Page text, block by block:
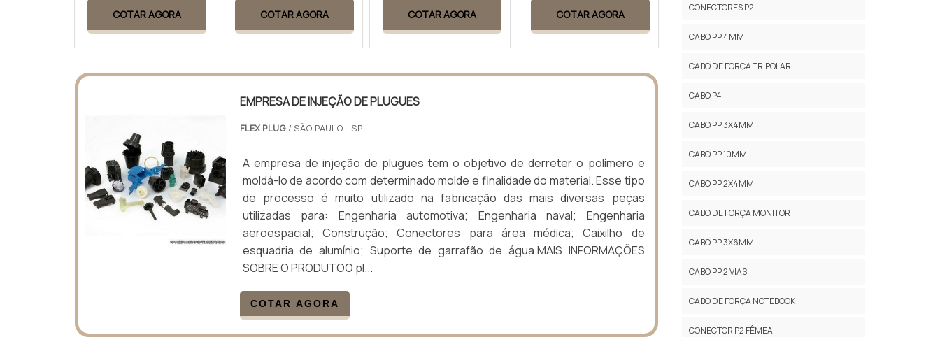
COTAR AGORA COTAR AGORA COTAR AGORA COTAR AGORA
EMPRESA DE INJEÇÃO DE PLUGUES
FLEX PLUG / SÃO PAULO - SP
A empresa de injeção de plugues tem o objetivo de derreter o polímero e
moldá-lo de acordo com determinado molde e finalidade do material. Esse tipo
de processo é muito utilizado na fabricação das mais diversas peças
utilizadas para: Engenharia automotiva; Engenharia naval; Engenharia
aeroespacial; Construção; Conectores para área médica; Caixilho de
esquadria de alumínio; Suporte de garrafão de água.MAIS INFORMAÇÕES
SOBRE O PRODUTOO pl...
COTAR AGORA
CONECTORES P2
CABO PP 4MM
CABO DE FORÇA TRIPOLAR
CABO P4
CABO PP 3X4MM
CABO PP 10MM
CABO PP 2X4MM
CABO DE FORÇA MONITOR
CABO PP 3X6MM
CABO PP 2 VIAS
CABO DE FORÇA NOTEBOOK
CONECTOR P2 FÊMEA